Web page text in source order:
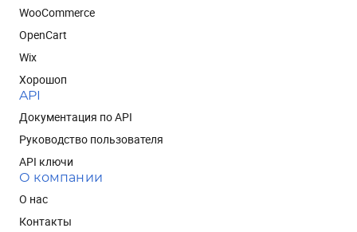
WooCommerce
OpenCart
Wix
Хорошоп
API
Документация по API
Руководство пользователя
API ключи
О компании
О нас
Контакты